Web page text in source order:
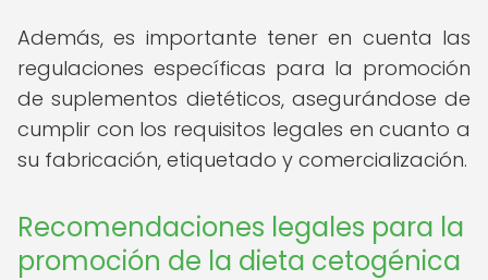
Además, es importante tener en cuenta las
regulaciones específicas para la promoción
de suplementos dietéticos, asegurándose de
cumplir con los requisitos legales en cuanto a
su fabricación, etiquetado y comercialización.
Recomendaciones legales para la
promoción de la dieta cetogénica